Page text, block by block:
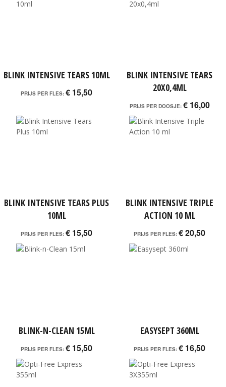
BLINK INTENSIVE TEARS 10ML
PRIJS PER FLES: € 15,50
BLINK INTENSIVE TEARS
20X0,4ML
PRIJS PER DOOSJE: € 16,00
BLINK INTENSIVE TEARS PLUS
10ML
PRIJS PER FLES: € 15,50
BLINK INTENSIVE TRIPLE
ACTION 10 ML
PRIJS PER FLES: € 20,50
BLINK-N-CLEAN 15ML
PRIJS PER FLES: € 15,50
EASYSEPT 360ML
PRIJS PER FLES: € 16,50